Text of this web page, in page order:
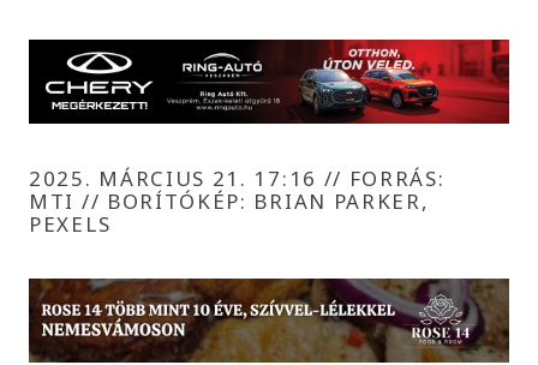
2025. MÁRCIUS 21. 17:16 // FORRÁS:
MTI // BORÍTÓKÉP: BRIAN PARKER,
PEXELS